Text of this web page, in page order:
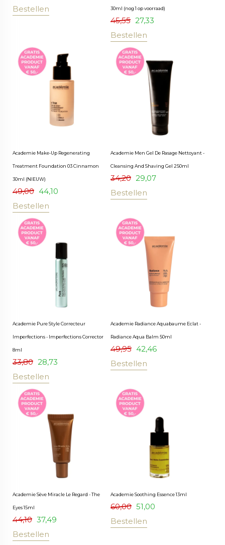
Bestellen
30ml (nog 1 op voorraad)
45,55 27,33
Bestellen
Academie Make-Up Regenerating
Treatment Foundation 03 Cinnamon
30ml (NIEUW)
49,00 44,10
Bestellen
Academie Men Gel De Rasage Nettoyant -
Cleansing And Shaving Gel 250ml
34,20 29,07
Bestellen
Academie Pure Style Correcteur
Imperfections - Imperfections Corrector
8ml
33,80 28,73
Bestellen
Academie Radiance Aquabaume Eclat -
Radiance Aqua Balm 50ml
49,95 42,46
Bestellen
Academie Sève Miracle Le Regard - The
Eyes 15ml
44,10 37,49
Bestellen
Academie Soothing Essence 13ml
60,00 51,00
Bestellen